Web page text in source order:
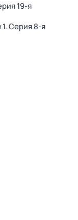
19-я
. Серия 8-я